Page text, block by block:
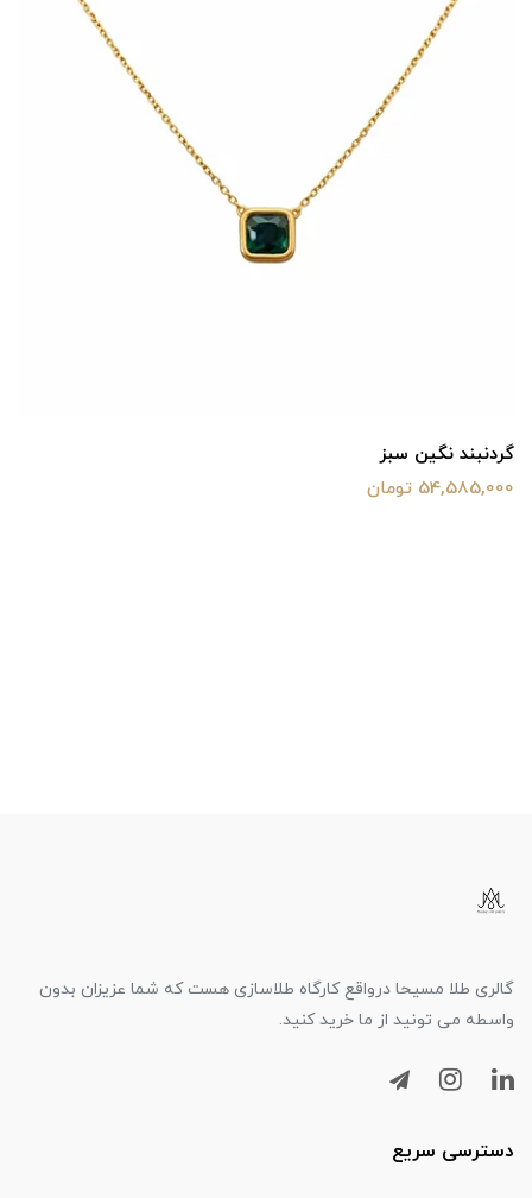
گردنبند نگین سبز
54,585,000 تومان
گالری طلا مسیحا درواقع کارگاه طلاسازی هست که شما عزیزان بدون
واسطه می تونید از ما خرید کنید.
دسترسی سریع